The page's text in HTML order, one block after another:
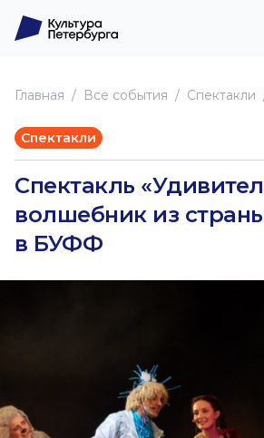
Главная Все события Спектакли
Спектакли
Спектакль
волшебник из
в БУФФ